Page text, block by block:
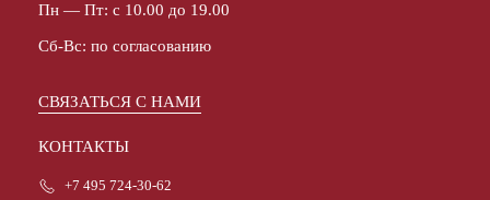
Пн — Пт: с 10.00 до 19.00
Сб-Вс: по согласованию
СВЯЗАТЬСЯ С НАМИ
КОНТАКТЫ
+7 495 724-30-62